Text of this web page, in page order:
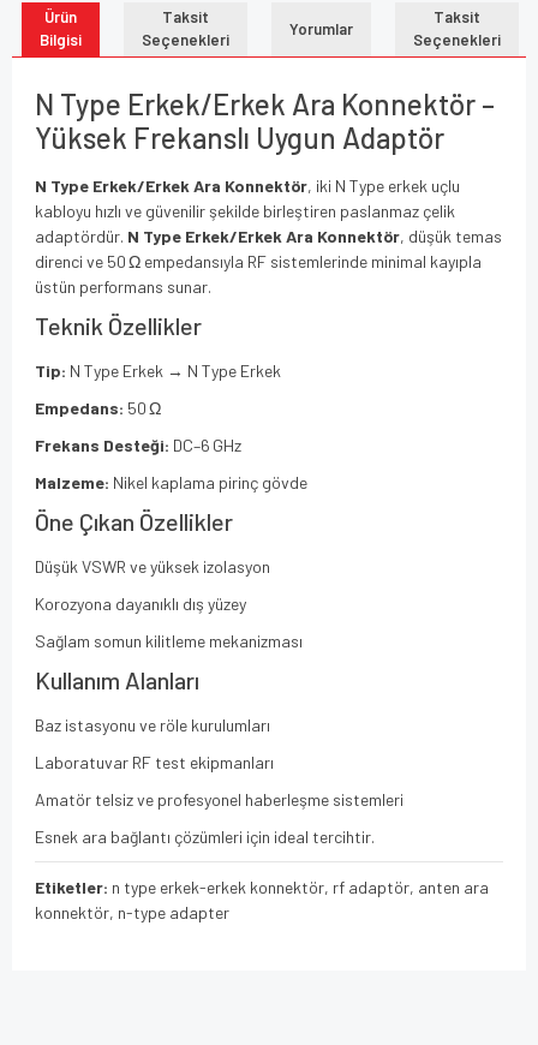
Ürün
Bilgisi
Taksit
Seçenekleri
Yorumlar
Taksit
Seçenekleri
N Type Erkek/Erkek Ara Konnektör –
Yüksek Frekanslı Uygun Adaptör
N Type Erkek/Erkek Ara Konnektör, iki N Type erkek uçlu
kabloyu hızlı ve güvenilir şekilde birleştiren paslanmaz çelik
adaptördür. N Type Erkek/Erkek Ara Konnektör, düşük temas
direnci ve 50 Ω empedansıyla RF sistemlerinde minimal kayıpla
üstün performans sunar.
Teknik Özellikler
Tip: N Type Erkek → N Type Erkek
Empedans: 50 Ω
Frekans Desteği: DC–6 GHz
Malzeme: Nikel kaplama pirinç gövde
Öne Çıkan Özellikler
Düşük VSWR ve yüksek izolasyon
Korozyona dayanıklı dış yüzey
Sağlam somun kilitleme mekanizması
Kullanım Alanları
Baz istasyonu ve röle kurulumları
Laboratuvar RF test ekipmanları
Amatör telsiz ve profesyonel haberleşme sistemleri
Esnek ara bağlantı çözümleri için ideal tercihtir.
Etiketler: n type erkek-erkek konnektör, rf adaptör, anten ara
konnektör, n-type adapter